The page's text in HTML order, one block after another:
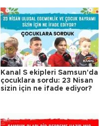
Kanal S ekipleri Samsun'da
çocuklara sordu: 23 Nisan
sizin için ne ifade ediyor?